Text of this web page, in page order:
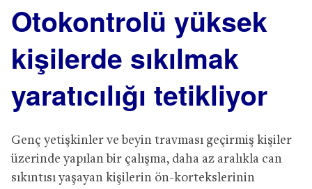
Otokontrolü yüksek
kişilerde sıkılmak
yaratıcılığı tetikliyor
Genç yetişkinler ve beyin travması geçirmiş kişiler
üzerinde yapılan bir çalışma, daha az aralıkla can
sıkıntısı yaşayan kişilerin ön-kortekslerinin